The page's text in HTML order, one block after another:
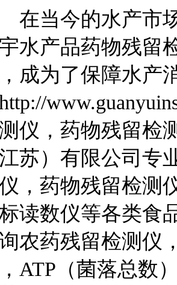
当今的水产市场
水产品药物残留
成为了保障水产
仪，药物残留检
江苏）有限公司
，药物残留检测
读数仪等各类食
农药残留检测仪
ATP（菌落总数